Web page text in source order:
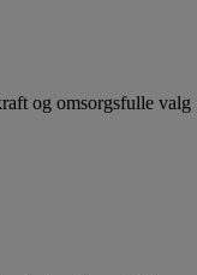
og omsorgsfulle valg